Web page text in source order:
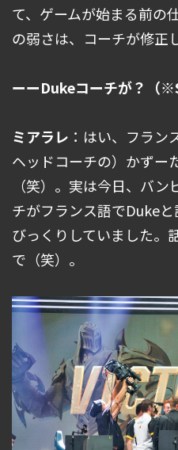
て、ゲームが始まる前の
の弱さは、コーチが修正
ーーDukeコーチが？（
ミアラレ ：はい、フラン
ヘッドコーチの）かずー
（笑）。実は今日、バ
チがフランス語でDuke
びっくりしていました。
で（笑）。